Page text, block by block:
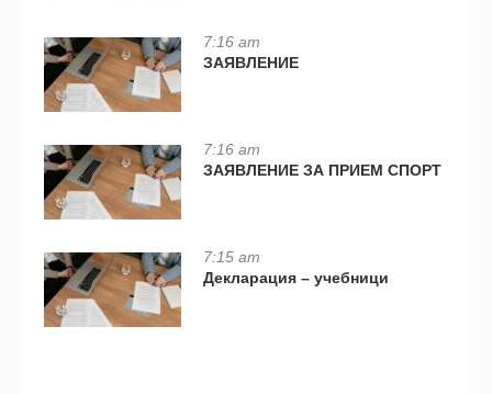
7:16 am
ЗАЯВЛЕНИЕ
7:16 am
ЗАЯВЛЕНИЕ ЗА ПРИЕМ СПОРТ
7:15 am
Декларация – учебници